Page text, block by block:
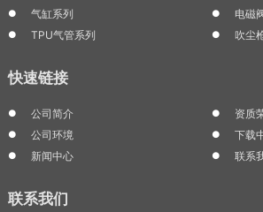
气缸系列
电磁
TPU气管系列
吹尘
快速链接
公司简介
资质
公司环境
下载
新闻中心
联系
联系我们